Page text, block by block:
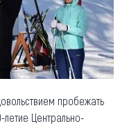
пробежать
летие Центрально-